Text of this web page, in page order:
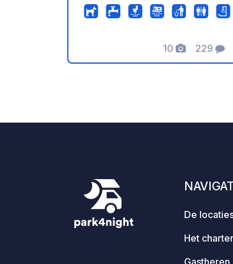
and a taste of our local cuisine. Thank
you for your support, and we
tavern's courtyard is not
law. Our campervan customers
property. Thank you very much, On
behalf of Taverna Bouka
10
Foto's
229
De
Het charter